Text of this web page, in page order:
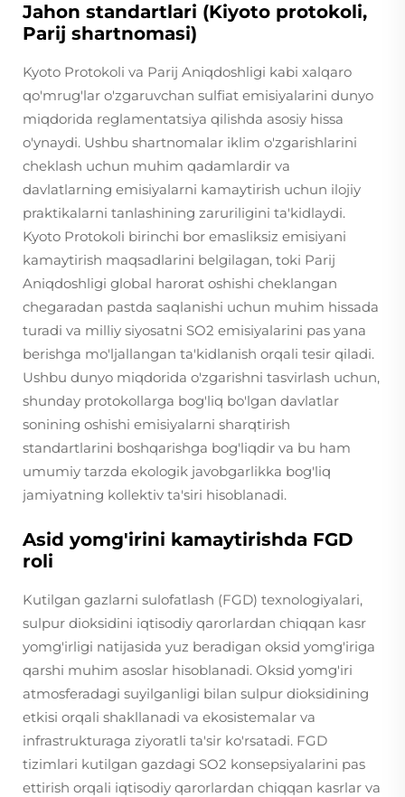
Jahon standartlari (Kiyoto protokoli,
Parij shartnomasi)
Kyoto Protokoli va Parij Aniqdoshligi kabi xalqaro
qo'mrug'lar o'zgaruvchan sulfiat emisiyalarini dunyo
miqdorida reglamentatsiya qilishda asosiy hissa
o'ynaydi. Ushbu shartnomalar iklim o'zgarishlarini
cheklash uchun muhim qadamlardir va
davlatlarning emisiyalarni kamaytirish uchun ilojiy
praktikalarni tanlashining zaruriligini ta'kidlaydi.
Kyoto Protokoli birinchi bor emasliksiz emisiyani
kamaytirish maqsadlarini belgilagan, toki Parij
Aniqdoshligi global harorat oshishi cheklangan
chegaradan pastda saqlanishi uchun muhim hissada
turadi va milliy siyosatni SO2 emisiyalarini pas yana
berishga mo'ljallangan ta'kidlanish orqali tesir qiladi.
Ushbu dunyo miqdorida o'zgarishni tasvirlash uchun,
shunday protokollarga bog'liq bo'lgan davlatlar
sonining oshishi emisiyalarni sharqtirish
standartlarini boshqarishga bog'liqdir va bu ham
umumiy tarzda ekologik javobgarlikka bog'liq
jamiyatning kollektiv ta'siri hisoblanadi.
Asid yomg'irini kamaytirishda FGD
roli
Kutilgan gazlarni sulofatlash (FGD) texnologiyalari,
sulpur dioksidini iqtisodiy qarorlardan chiqqan kasr
yomg'irligi natijasida yuz beradigan oksid yomg'iriga
qarshi muhim asoslar hisoblanadi. Oksid yomg'iri
atmosferadagi suyilganligi bilan sulpur dioksidining
etkisi orqali shakllanadi va ekosistemalar va
infrastrukturaga ziyoratli ta'sir ko'rsatadi. FGD
tizimlari kutilgan gazdagi SO2 konsepsiyalarini pas
ettirish orqali iqtisodiy qarorlardan chiqqan kasrlar va